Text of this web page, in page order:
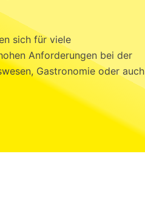
sich für viele
Anforderungen bei der
Gastronomie oder auch